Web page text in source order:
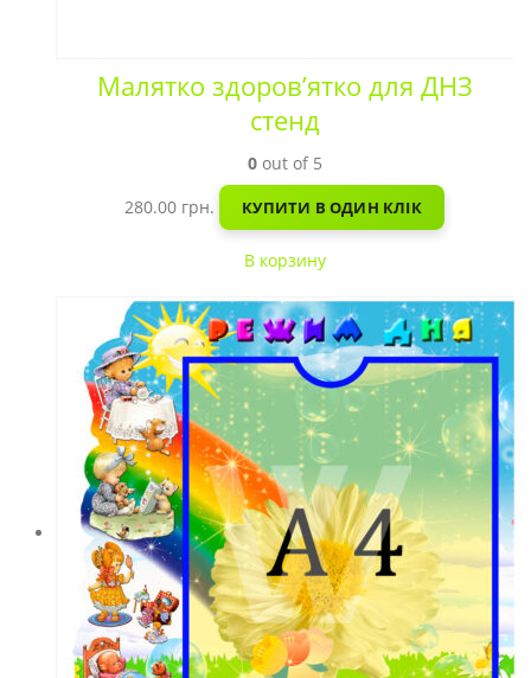
Малятко здоров’ятко для ДНЗ
стенд
0out of 5
280.00 грн. КУПИТИ В ОДИН КЛІК
В корзину